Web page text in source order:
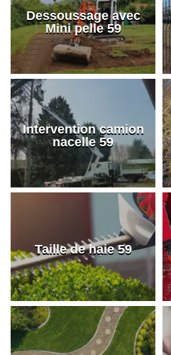
Dessoussage avec
Mini pelle 59
Intervention camion
nacelle 59
Taille de haie 59